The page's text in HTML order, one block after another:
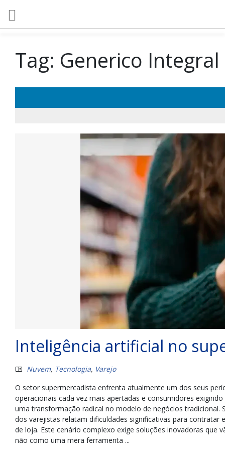
Tag: Generico Integral
Inteligência artificial no
Nuvem, Tecnologia, Varejo
O setor supermercadista enfrenta atualmente um dos seus
operacionais cada vez mais apertadas e consumidores
uma transformação radical no modelo de negócios tradicional.
dos varejistas relatam dificuldades significativas para
de loja. Este cenário complexo exige soluções inovadoras que
não como uma mera ferramenta ...